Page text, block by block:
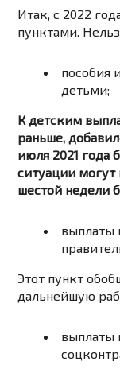
Итак, с 2022
пунктами.
пособия
детьми;
К детским
раньше,
июля 2021 года
ситуации
шестой недели
выплаты
Этот пункт
дальнейшую
выплаты